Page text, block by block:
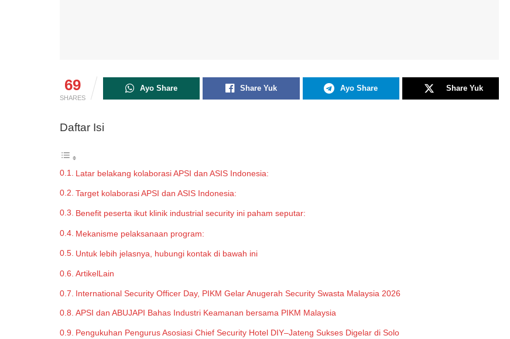
69
SHARES
Ayo Share Share Yuk Ayo Share Share Yuk
Daftar Isi
Latar belakang kolaborasi APSI dan ASIS Indonesia:
Target kolaborasi APSI dan ASIS Indonesia:
Benefit peserta ikut klinik industrial security ini paham seputar:
Mekanisme pelaksanaan program:
Untuk lebih jelasnya, hubungi kontak di bawah ini
ArtikelLain
International Security Officer Day, PIKM Gelar Anugerah Security Swasta Malaysia 2026
APSI dan ABUJAPI Bahas Industri Keamanan bersama PIKM Malaysia
Pengukuhan Pengurus Asosiasi Chief Security Hotel DIY–Jateng Sukses Digelar di Solo